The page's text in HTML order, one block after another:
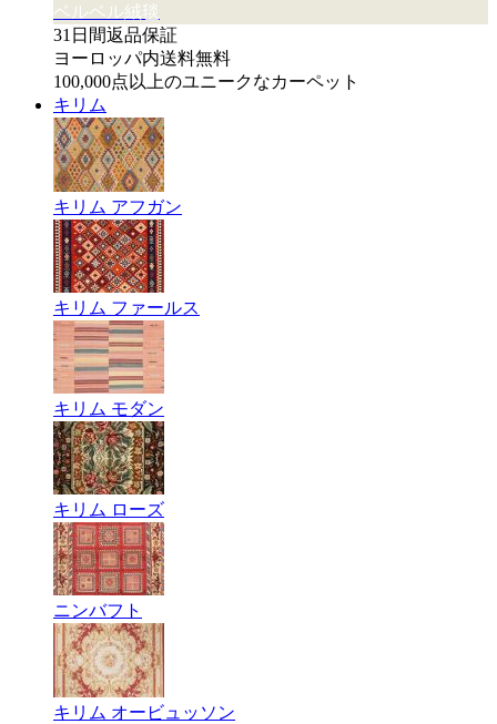
ベルベル絨毯
31日間返品保証
ヨーロッパ内送料無料
100,000点以上のユニークなカーペット
キリム
キリム アフガン
キリム ファールス
キリム モダン
キリム ローズ
ニンバフト
キリム オービュッソン